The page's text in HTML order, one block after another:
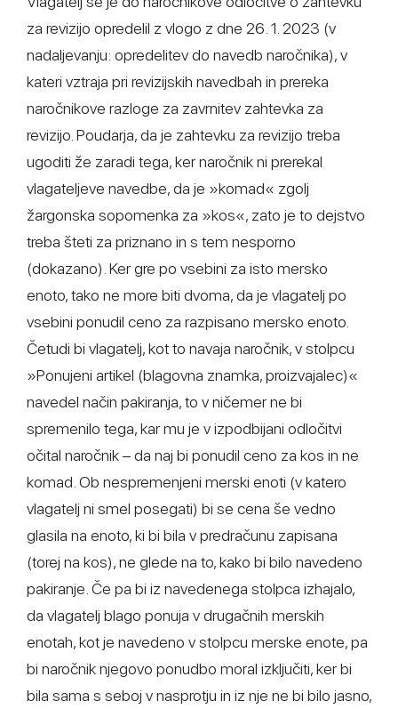
za revizijo opredelil z vlogo z dne 26. 1. 2023 (v
nadaljevanju: opredelitev do navedb naročnika), v
kateri vztraja pri revizijskih navedbah in prereka
naročnikove razloge za zavrnitev zahtevka za
revizijo. Poudarja, da je zahtevku za revizijo treba
ugoditi že zaradi tega, ker naročnik ni prerekal
vlagateljeve navedbe, da je »komad« zgolj
žargonska sopomenka za »kos«, zato je to dejstvo
treba šteti za priznano in s tem nesporno
(dokazano). Ker gre po vsebini za isto mersko
enoto, tako ne more biti dvoma, da je vlagatelj po
vsebini ponudil ceno za razpisano mersko enoto.
Četudi bi vlagatelj, kot to navaja naročnik, v stolpcu
»Ponujeni artikel (blagovna znamka, proizvajalec)«
navedel način pakiranja, to v ničemer ne bi
spremenilo tega, kar mu je v izpodbijani odločitvi
očital naročnik – da naj bi ponudil ceno za kos in ne
komad. Ob nespremenjeni merski enoti (v katero
vlagatelj ni smel posegati) bi se cena še vedno
glasila na enoto, ki bi bila v predračunu zapisana
(torej na kos), ne glede na to, kako bi bilo navedeno
pakiranje. Če pa bi iz navedenega stolpca izhajalo,
da vlagatelj blago ponuja v drugačnih merskih
enotah, kot je navedeno v stolpcu merske enote, pa
bi naročnik njegovo ponudbo moral izključiti, ker bi
bila sama s seboj v nasprotju in iz nje ne bi bilo jasno,